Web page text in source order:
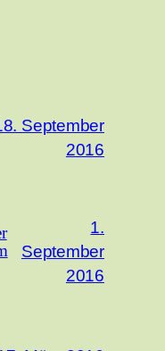
September
2016
1.
September
2016